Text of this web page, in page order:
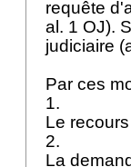
requête
al. 1 OJ).
judiciaire (
Par ces
1.
Le
2.
La